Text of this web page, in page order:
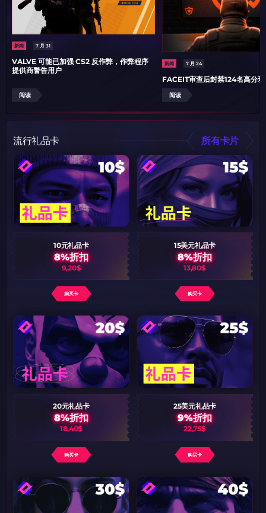
带上你的促销代码
只需抓取区域并将促销代码复制到剪贴板
2024LONG
如何使用促销代码
如何使用促销代码
带上你的促销代码
如何使用促销代码
带上你的促销代码
由KARRIGAN倾情推荐
团队 THE MONGOLZ
CS2CODES.CN社区与电子竞技
新闻 7 月 31
VALVE 可能已加强 CS2 反作弊，作弊程序
提供商警告用户
阅读
新闻 7 月 24
FACEIT审查后封禁124名高分
阅读
流行礼品卡 所有卡片
10元礼品卡
8%折扣
9,20$
购买卡
15美元礼品卡
8%折扣
13,80$
购买卡
20元礼品卡
8%折扣
18,40$
购买卡
25美元礼品卡
9%折扣
22,75$
购买卡